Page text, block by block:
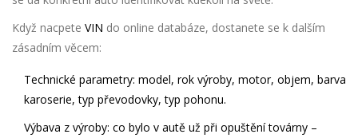
Když nacpete VIN do online databáze, dostanete se k dalším
zásadním věcem:
Technické parametry: model, rok výroby, motor, objem, barva
karoserie, typ převodovky, typ pohonu.
Výbava z výroby: co bylo v autě už při opuštění továrny –